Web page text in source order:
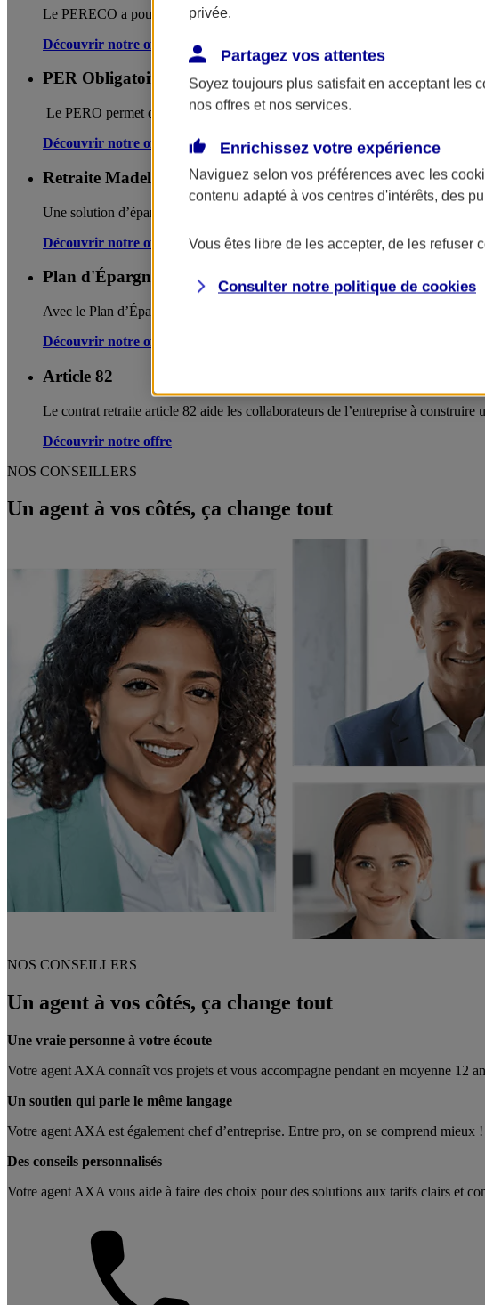
Le PERECO a pour objectif d'accompagner les salariés dans la préparation de
Découvrir notre offre
PER Obligatoire (PERO)
Le PERO permet de constituer un complément de revenu pour les salariés et
Découvrir notre offre
Retraite Madelin
Une solution d’épargne retraite dédiée aux travailleurs indépendants pour se
Découvrir notre offre
Plan d'Épargne Retraite Populaire
Avec le Plan d’Épargne Retraite Populaire (PERP), vous épargnez pendant
Découvrir notre offre
Article 82
Le contrat retraite article 82 aide les collaborateurs de l’entreprise à
Découvrir notre offre
NOS CONSEILLERS
Un agent à vos côtés, ça change tout
NOS CONSEILLERS
Un agent à vos côtés, ça change tout
Une vraie personne à votre écoute
Votre agent AXA connaît vos projets et vous accompagne pendant en moyenne 12
Un soutien qui parle le même langage
Votre agent AXA est également chef d’entreprise. Entre pro, on se comprend mieux !
Des conseils personnalisés
Votre agent AXA vous aide à faire des choix pour des solutions aux tarifs clairs et
privée.
Partagez vos attentes
Soyez toujours plus satisfait en acceptant les
nos offres et nos services.
Enrichissez votre expérience
Naviguez selon vos préférences avec les
contenu adapté à vos centres d'intérêts, des
Vous êtes libre de les accepter, de les refuser
Consulter notre politique de cookies